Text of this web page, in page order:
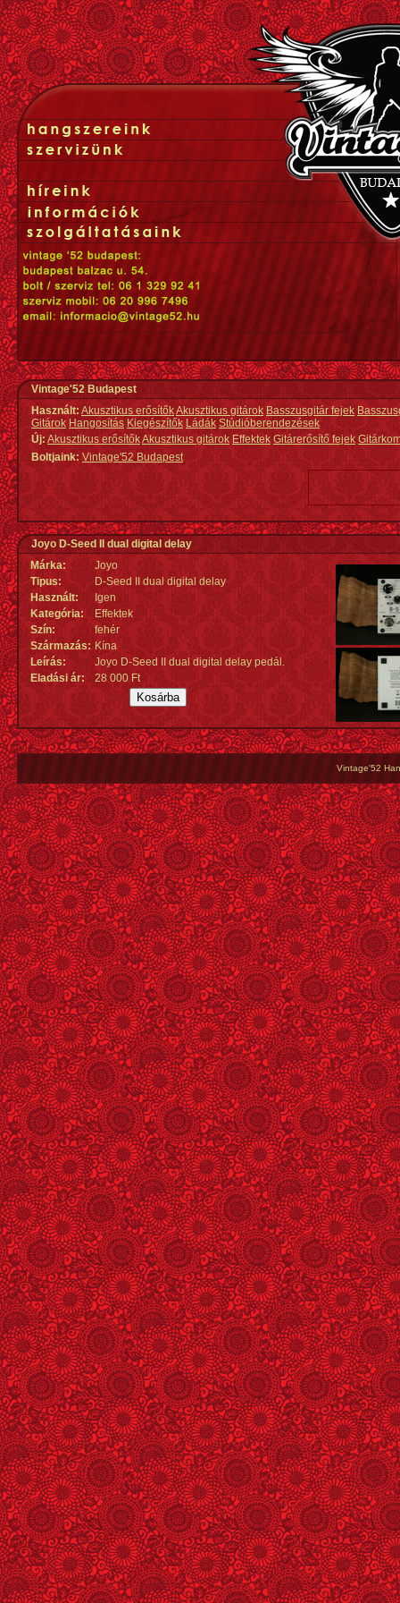
Vintage'52 Budapest
Használt: Akusztikus erősítőkAkusztikus gitárok Basszusgitár fejek
Gitárok Hangosítás Kiegészítők Ládák Stúdióberendezések
Új:Akusztikus erősítőkAkusztikus gitárok Effektek Gitárerősítő fejek
Boltjaink: Vintage'52 Budapest
Joyo D-Seed II dual digital delay
Márka:
Joyo
Tipus:
D-Seed II dual digital delay
Használt:
Igen
Kategória:
Effektek
Szín:
fehér
Származás: Kína
Leírás:
Joyo D-Seed II dual digital delay pedál.
Eladási ár:
28 000 Ft
Vintage'52